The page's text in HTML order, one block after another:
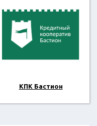
КПК Бастион